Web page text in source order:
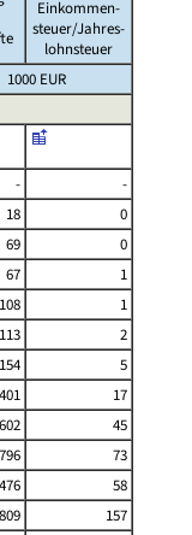
Einkommen-
steuer/Jahres-
lohnsteuer
1000 EUR
-
-
18
0
69
0
67
1
108
1
113
2
154
5
401
17
602
45
796
73
476
58
809 157